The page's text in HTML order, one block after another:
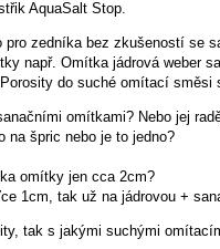
AquaSalt Stop.
zedníka bez zkušeností se
např. Omítka jádrová weber
do suché omítací
omítkami? Nebo jej
na špric nebo je to jedno?
omítky jen cca 2cm?
1cm, tak už na jádrovou +
tak s jakými suchými